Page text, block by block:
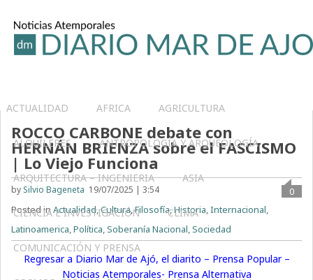
ACTUALIDAD AFRICA AGRICULTURA
ALQUILERES ANTROPOLOGÍA Y ARQUEOLOGÍA
ARQUITECTURA – INGENIERIA ASIA
CIENCIA E INVESTIGACIÓN CLIMA
COMUNICACIÓN Y PRENSA
ROCCO CARBONE debate con
HERNÁN BRIENZA sobre el FASCISMO
| Lo Viejo Funciona
by Silvio Bageneta 19/07/2025 | 3:54
0
Posted inActualidad,Cultura,Filosofía,Historia,Internacional,
Latinoamerica,Política,Soberanía Nacional,Sociedad
Regresar a Diario Mar de Ajó, el diarito – Prensa Popular –
Noticias Atemporales- Prensa Alternativa